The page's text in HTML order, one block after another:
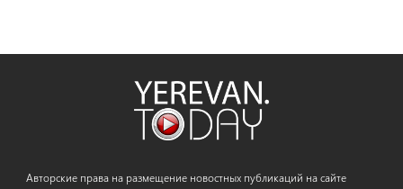
Авторские права на размещение новостных публикаций на сайте